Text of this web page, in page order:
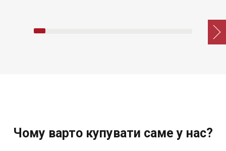
Чому варто купувати саме у нас?